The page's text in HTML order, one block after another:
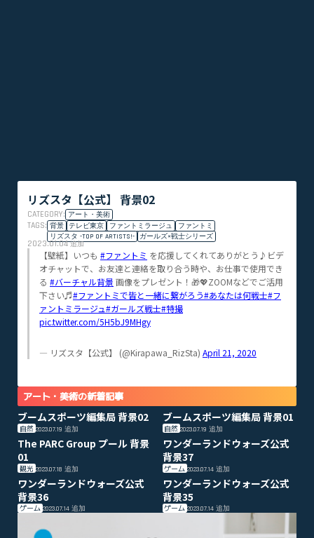
リズスタ【公式】 背景02
CATEGORY: アート・美術
TAGS: 背景 テレビ東京 ファントミラージュ
ファントミ
リズスタ -TOP OF ARTISTS!-
ガールズ×戦士シリーズ
2023.01.04追加
【壁紙】いつも #ファントミ を応援してくれてありがとう♪ビデ
オチャットで、お友達と連絡を取り合う時や、お仕事で使用でき
る #バーチャル背景 画像をプレゼント！🎁💖ZOOMなどでご活用
下さい♬#ファントミで皆と一緒に繋がろう#あなたは何戦士#フ
ァントミラージュ#ガールズ戦士#特撮
pic.twitter.com/5H5bJ9MHgy
— リズスタ【公式】 (@Kirapawa_RizSta) April 21, 2020
アート・美術の新着記事
ブームスポーツ編集局 背景02
自然 2023.07.19 追加
ブームスポーツ編集局 背景01
自然 2023.07.19追加
The PARC Group プール 背景
01
観光 2023.07.18 追加
ワンダーランドウォーズ公式
背景37
ゲーム 2023.07.14追加
ワンダーランドウォーズ公式
背景36
ゲーム 2023.07.14 追加
ワンダーランドウォーズ公式
背景35
ゲーム 2023.07.14追加